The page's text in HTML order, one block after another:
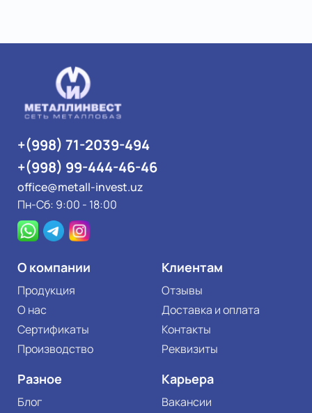
О компании
Продукция
О нас
Сертификаты
Производство
Клиентам
Отзывы
Доставка и оплата
Контакты
Реквизиты
Разное
Блог
Карьера
Вакансии
+(998) 71-2039-494
+(998) 99-444-46-46
office@metall-invest.uz
Пн-Сб: 9:00 - 18:00